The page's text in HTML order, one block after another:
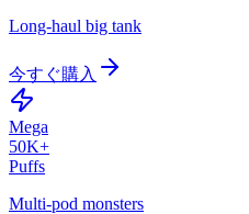
Long-haul big tank
今すぐ購入
Mega
50K+
Puffs
Multi-pod monsters